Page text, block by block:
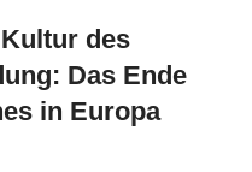
des
Das Ende
in Europa